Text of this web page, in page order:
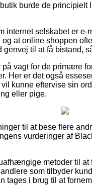
burde de
internet selskabet er
at online shoppen
genvej til at få bistand,
vagt for de primære
Her er det også
kunne eftervise sin
eller pige.
til at bese flere
vurderinger af
metoder til
som tilbyder
tages i brug til at